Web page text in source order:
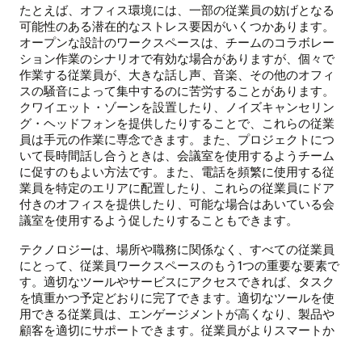
たとえば、オフィス環境には、一部の従業員の妨げとなる
可能性のある潜在的なストレス要因がいくつかあります。
オープンな設計のワークスペースは、チームのコラボレー
ション作業のシナリオで有効な場合がありますが、個々で
作業する従業員が、大きな話し声、音楽、その他のオフィ
スの騒音によって集中するのに苦労することがあります。
クワイエット・ゾーンを設置したり、ノイズキャンセリン
グ・ヘッドフォンを提供したりすることで、これらの従業
員は手元の作業に専念できます。また、プロジェクトにつ
いて長時間話し合うときは、会議室を使用するようチーム
に促すのもよい方法です。また、電話を頻繁に使用する従
業員を特定のエリアに配置したり、これらの従業員にドア
付きのオフィスを提供したり、可能な場合はあいている会
議室を使用するよう促したりすることもできます。
テクノロジーは、場所や職務に関係なく、すべての従業員
にとって、従業員ワークスペースのもう1つの重要な要素で
す。適切なツールやサービスにアクセスできれば、タスク
を慎重かつ予定どおりに完了できます。適切なツールを使
用できる従業員は、エンゲージメントが高くなり、製品や
顧客を適切にサポートできます。従業員がよりスマートか